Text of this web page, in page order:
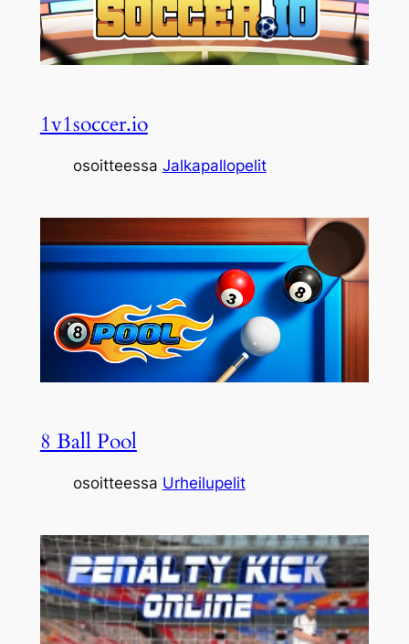
1v1soccer.io
osoitteessa Jalkapallopelit
8 Ball Pool
osoitteessa Urheilupelit